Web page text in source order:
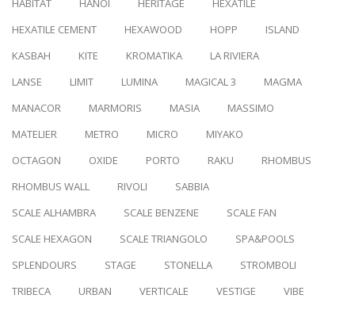
HABITAT
HANOI HERITAGE
HEXATILE
HEXATILE CEMENT
HEXAWOOD HOPP
ISLAND
KASBAH
KITE KROMATIKA
LA RIVIERA
LANSE
LIMIT LUMINA MAGICAL 3
MAGMA
MANACOR
MARMORIS MASIA
MASSIMO
MATELIER
METRO MICRO
MIYAKO
OCTAGON
OXIDE PORTO RAKU
RHOMBUS
RHOMBUS WALL
RIVOLI
SABBIA
SCALE ALHAMBRA
SCALE BENZENE
SCALE FAN
SCALE HEXAGON
SCALE TRIANGOLO
SPA&POOLS
SPLENDOURS
STAGE STONELLA
STROMBOLI
TRIBECA
URBAN VERTICALE VESTIGE VIBE